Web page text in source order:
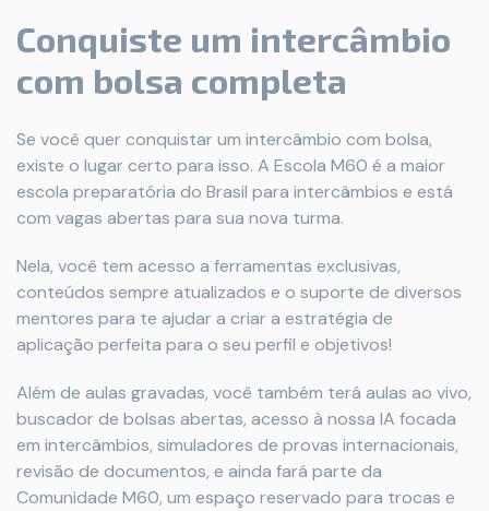
Conquiste um intercâmbio
com bolsa completa
Se você quer conquistar um intercâmbio com bolsa,
existe o lugar certo para isso. A Escola M60 é a maior
escola preparatória do Brasil para intercâmbios e está
com vagas abertas para sua nova turma.
Nela, você tem acesso a ferramentas exclusivas,
conteúdos sempre atualizados e o suporte de diversos
mentores para te ajudar a criar a estratégia de
aplicação perfeita para o seu perfil e objetivos!
Além de aulas gravadas, você também terá aulas ao vivo,
buscador de bolsas abertas, acesso à nossa IA focada
em intercâmbios, simuladores de provas internacionais,
revisão de documentos, e ainda fará parte da
Comunidade M60, um espaço reservado para trocas e